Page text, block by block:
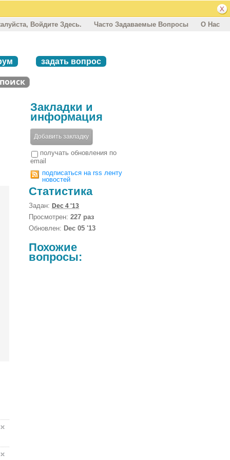
Войдите Здесь. Часто Задаваемые Вопросы О Нас
задать вопрос
Закладки и
информация
Добавить закладку
получать обновления по
email
подписаться на rss ленту
новостей
Статистика
Задан: Dec 4 '13
Просмотрен: 227 раз
Обновлен: Dec 05 '13
Похожие
вопросы: